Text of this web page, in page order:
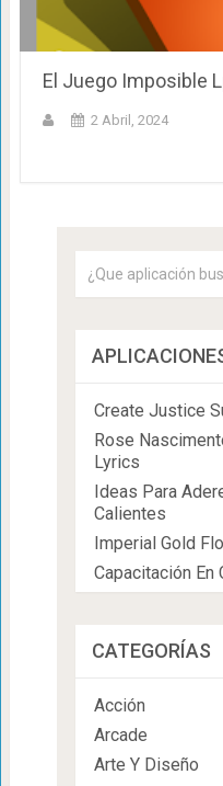
El Juego Imposible
2 Abril, 2024
Create Justice
Rose
Lyrics
Ideas Para
Calientes
Imperial Gold
Capacitación En
CATEGORÍAS
Acción
Arcade
Arte Y Diseño